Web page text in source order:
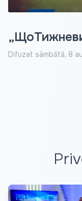
Difuzat sâmbătă, 8